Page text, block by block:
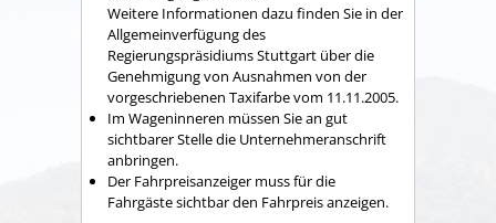
Weitere Informationen dazu finden Sie in der
Allgemeinverfügung des
Regierungspräsidiums Stuttgart über die
Genehmigung von Ausnahmen von der
vorgeschriebenen Taxifarbe vom 11.11.2005.
Im Wageninneren müssen Sie an gut
sichtbarer Stelle die Unternehmeranschrift
anbringen.
Der Fahrpreisanzeiger muss für die
Fahrgäste sichtbar den Fahrpreis anzeigen.